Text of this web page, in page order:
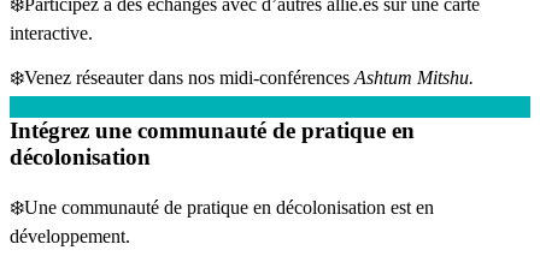
interactive.
❄️Venez réseauter dans nos midi-conférences Ashtum Mitshu.
Intégrez une communauté de pratique en
décolonisation
❄️Une communauté de pratique en décolonisation est en
développement.